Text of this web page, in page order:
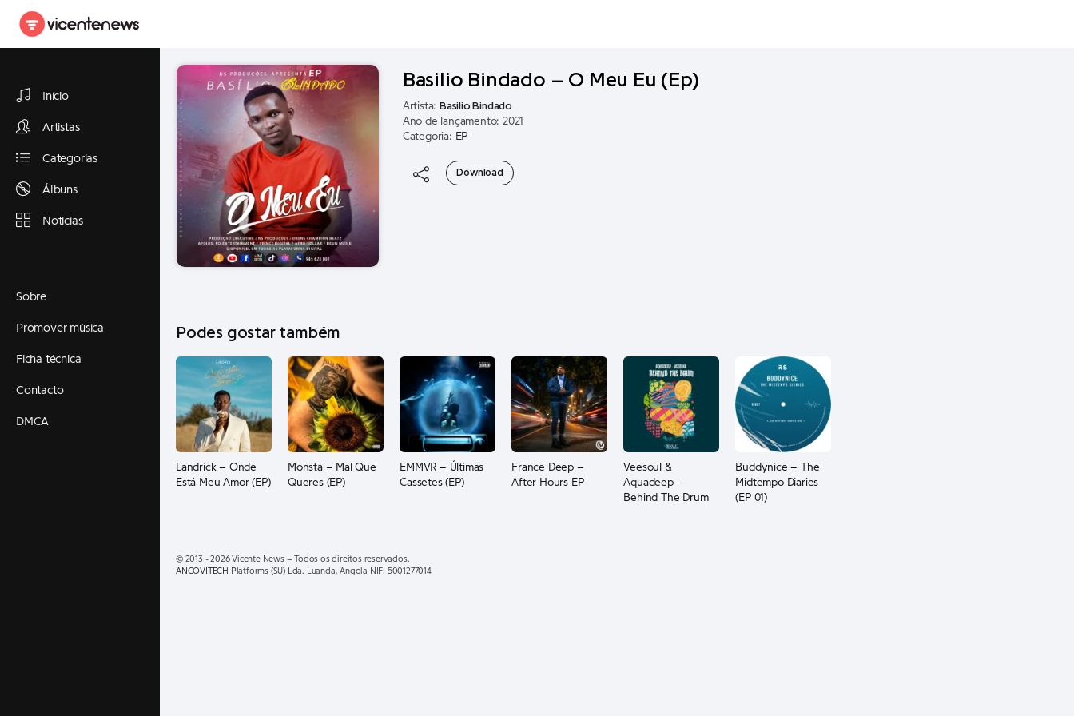
Início
Artistas
Categorias
Álbuns
Notícias
Sobre
Promover música
Ficha técnica
Contacto
DMCA
Basilio Bindado – O Meu Eu (Ep)
Artista: Basilio Bindado
Ano de lançamento: 2021
Categoria: EP
Download
Podes gostar também
Landrick – Onde
Está Meu Amor (EP)
Monsta – Mal Que
Queres (EP)
EMMVR – Últimas
Cassetes (EP)
France Deep –
After Hours EP
Veesoul &
Aquadeep –
Behind The Drum
Buddynice – The
Midtempo Diaries
(EP 01)
© 2013 - 2026 Vicente News – Todos os direitos reservados.
ANGOVITECH
Platforms (SU) Lda. Luanda, Angola NIF: 5001277014